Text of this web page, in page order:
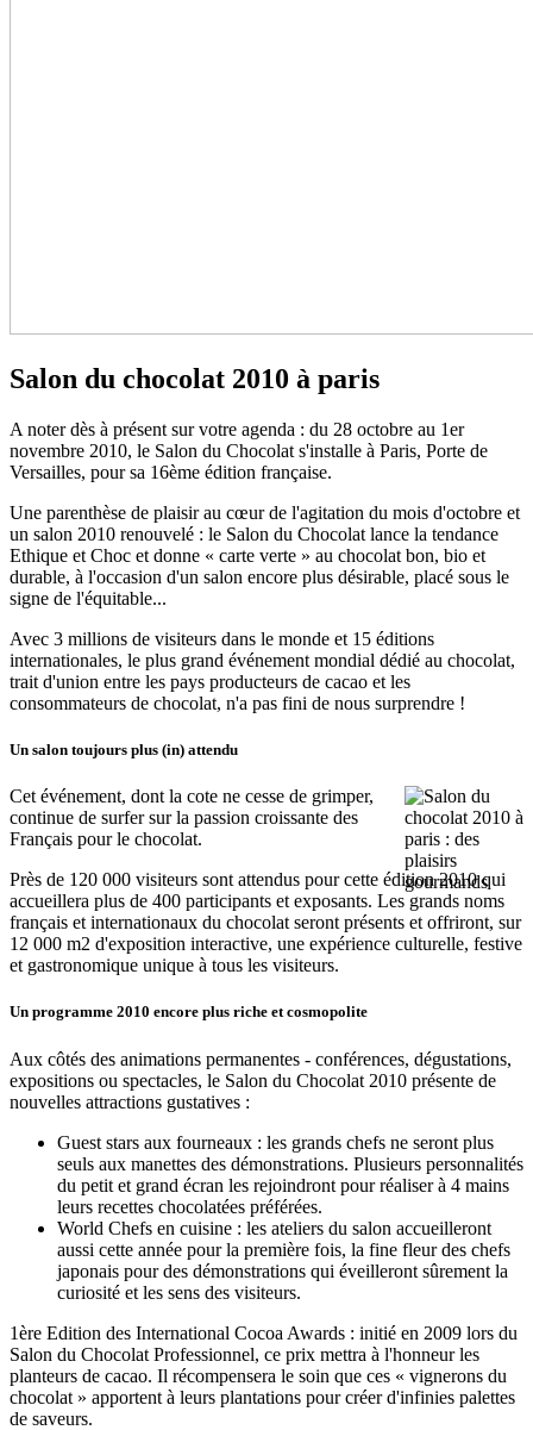
Salon du chocolat 2010 à paris
A noter dès à présent sur votre agenda : du 28 octobre au 1er
novembre 2010, le Salon du Chocolat s'installe à Paris, Porte de
Versailles, pour sa 16ème édition française.
Une parenthèse de plaisir au cœur de l'agitation du mois d'octobre et
un salon 2010 renouvelé : le Salon du Chocolat lance la tendance
Ethique et Choc et donne « carte verte » au chocolat bon, bio et
durable, à l'occasion d'un salon encore plus désirable, placé sous le
signe de l'équitable...
Avec 3 millions de visiteurs dans le monde et 15 éditions
internationales, le plus grand événement mondial dédié au chocolat,
trait d'union entre les pays producteurs de cacao et les
consommateurs de chocolat, n'a pas fini de nous surprendre !
Un salon toujours plus (in) attendu
Cet événement, dont la cote ne cesse de grimper,
continue de surfer sur la passion croissante des
Français pour le chocolat.
Près de 120 000 visiteurs sont attendus pour cette édition 2010 qui
accueillera plus de 400 participants et exposants. Les grands noms
français et internationaux du chocolat seront présents et offriront, sur
12 000 m2 d'exposition interactive, une expérience culturelle, festive
et gastronomique unique à tous les visiteurs.
Un programme 2010 encore plus riche et cosmopolite
Aux côtés des animations permanentes - conférences, dégustations,
expositions ou spectacles, le Salon du Chocolat 2010 présente de
nouvelles attractions gustatives :
Guest stars aux fourneaux : les grands chefs ne seront plus
seuls aux manettes des démonstrations. Plusieurs personnalités
du petit et grand écran les rejoindront pour réaliser à 4 mains
leurs recettes chocolatées préférées.
World Chefs en cuisine : les ateliers du salon accueilleront
aussi cette année pour la première fois, la fine fleur des chefs
japonais pour des démonstrations qui éveilleront sûrement la
curiosité et les sens des visiteurs.
1ère Edition des International Cocoa Awards : initié en 2009 lors du
Salon du Chocolat Professionnel, ce prix mettra à l'honneur les
planteurs de cacao. Il récompensera le soin que ces « vignerons du
chocolat » apportent à leurs plantations pour créer d'infinies palettes
de saveurs.